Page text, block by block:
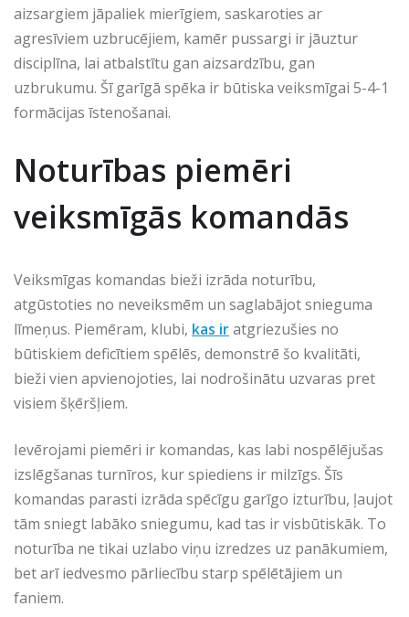
aizsargiem jāpaliek mierīgiem, saskaroties ar
agresīviem uzbrucējiem, kamēr pussargi ir jāuztur
disciplīna, lai atbalstītu gan aizsardzību, gan
uzbrukumu. Šī garīgā spēka ir būtiska veiksmīgai 5-4-1
formācijas īstenošanai.
Noturības piemēri
veiksmīgās komandās
Veiksmīgas komandas bieži izrāda noturību,
atgūstoties no neveiksmēm un saglabājot snieguma
līmeņus. Piemēram, klubi, kas iratgriezušies no
būtiskiem deficītiem spēlēs, demonstrē šo kvalitāti,
bieži vien apvienojoties, lai nodrošinātu uzvaras pret
visiem šķēršļiem.
Ievērojami piemēri ir komandas, kas labi nospēlējušas
izslēgšanas turnīros, kur spiediens ir milzīgs. Šīs
komandas parasti izrāda spēcīgu garīgo izturību, ļaujot
tām sniegt labāko sniegumu, kad tas ir visbūtiskāk. To
noturība ne tikai uzlabo viņu izredzes uz panākumiem,
bet arī iedvesmo pārliecību starp spēlētājiem un
faniem.